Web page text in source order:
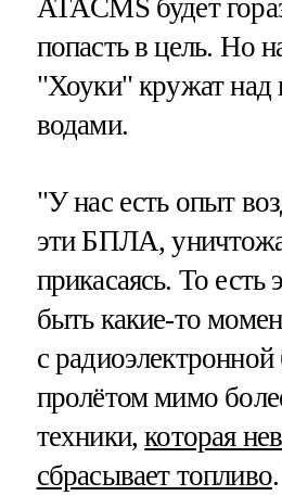
ATACMS будет
попасть в цель. Но
"Хоуки" кружат над
водами.
"У нас есть опыт
эти БПЛА,
прикасаясь. То есть
быть какие-то
с
пролётом мимо
техники,которая
сбрасывает топливо